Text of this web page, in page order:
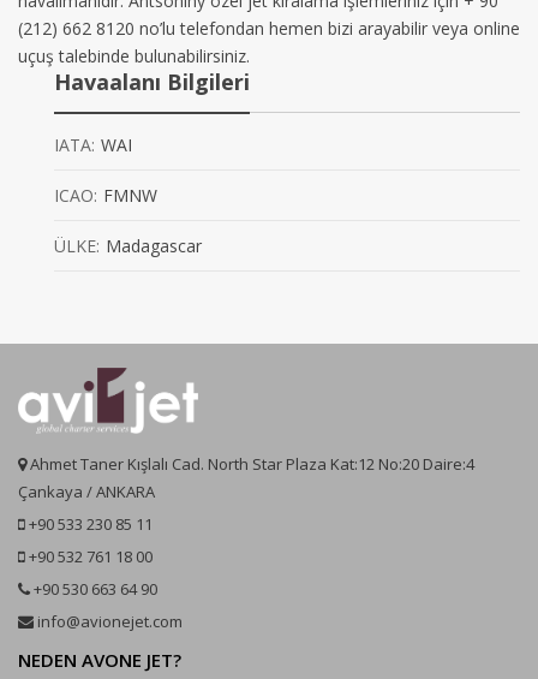
(212) 662 8120 no’lu telefondan hemen bizi arayabilir veya online
uçuş talebinde bulunabilirsiniz.
Havaalanı Bilgileri
IATA: WAI
ICAO: FMNW
ÜLKE: Madagascar
Ahmet Taner Kışlalı Cad. North Star Plaza Kat:12 No:20 Daire:4
Çankaya / ANKARA
+90 533 230 85 11
+90 532 761 18 00
+90 530 663 64 90
info@avionejet.com
NEDEN AVONE JET?